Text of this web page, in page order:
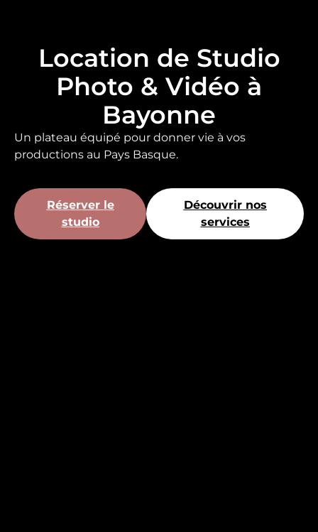
Location de Studio
Photo & Vidéo à
Bayonne
Un plateau équipé pour donner vie à vos
productions au Pays Basque.
Réserver le
studio
Découvrir nos
services